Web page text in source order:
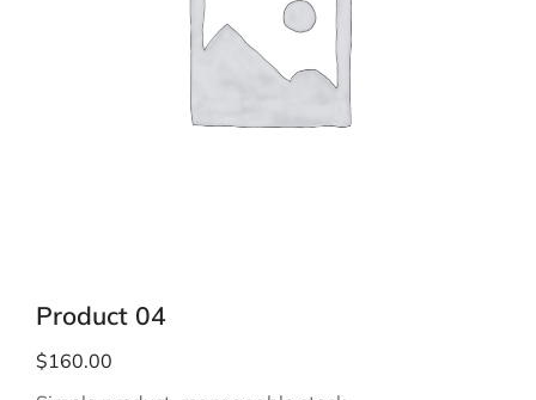
Product 04
$160.00